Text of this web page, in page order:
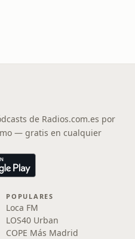
de Radios.com.es por
— gratis en cualquier
POPULARES
Loca FM
LOS40 Urban
COPE Más Madrid